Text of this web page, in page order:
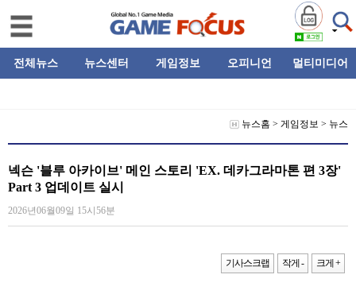
전체뉴스 뉴스센터 게임정보 오피니언 멀티미디어
뉴스홈 > 게임정보 > 뉴스
넥슨 '블루 아카이브' 메인 스토리 'EX. 데카그라마톤 편 3장'
Part 3 업데이트 실시
2026년06월09일 15시56분
기사스크랩 작게 - 크게 +